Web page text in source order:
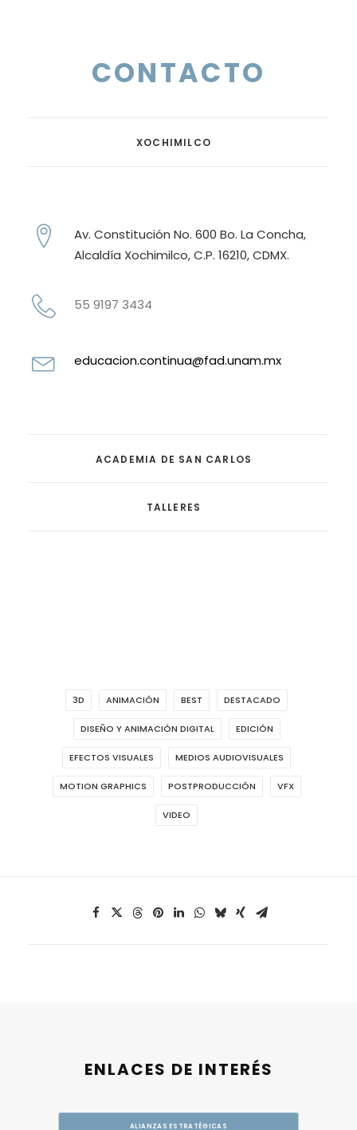
CONTACTO
XOCHIMILCO
Av. Constitución No. 600 Bo. La Concha,
Alcaldía Xochimilco, C.P. 16210, CDMX.
55 9197 3434
educacion.continua@fad.unam.mx
ACADEMIA DE SAN CARLOS
TALLERES
3D ANIMACIÓN BEST DESTACADO
DISEÑO Y ANIMACIÓN DIGITAL EDICIÓN
EFECTOS VISUALES MEDIOS AUDIOVISUALES
MOTION GRAPHICS POSTPRODUCCIÓN VFX
VIDEO
ENLACES DE INTERÉS
ALIANZAS ESTRATÉGICAS